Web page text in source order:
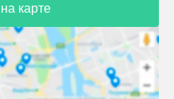
карте